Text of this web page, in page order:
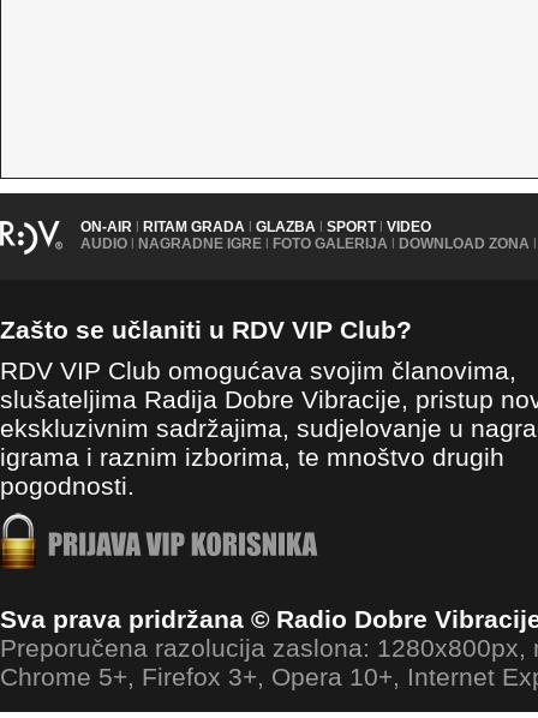
ON-AIR | RITAM GRADA | GLAZBA | SPORT | VIDEO
AUDIO | NAGRADNE IGRE | FOTO GALERIJA | DOWNLOAD ZONA |
Zašto se učlaniti u RDV VIP Club?
RDV VIP Club omogućava svojim članovima,
slušateljima Radija Dobre Vibracije, pristup
ekskluzivnim sadržajima, sudjelovanje u
igrama i raznim izborima, te mnoštvo drugih
pogodnosti.
Sva prava pridržana © Radio Dobre
Preporučena razolucija zaslona: 1280x800px,
Chrome 5+, Firefox 3+, Opera 10+, Internet